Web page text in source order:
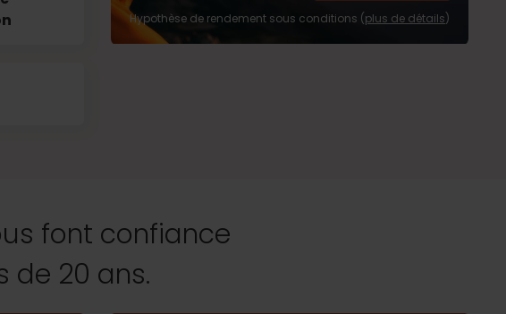
Hypothèse de rendement sous conditions (plus de détails)
font confiance
de 20 ans.